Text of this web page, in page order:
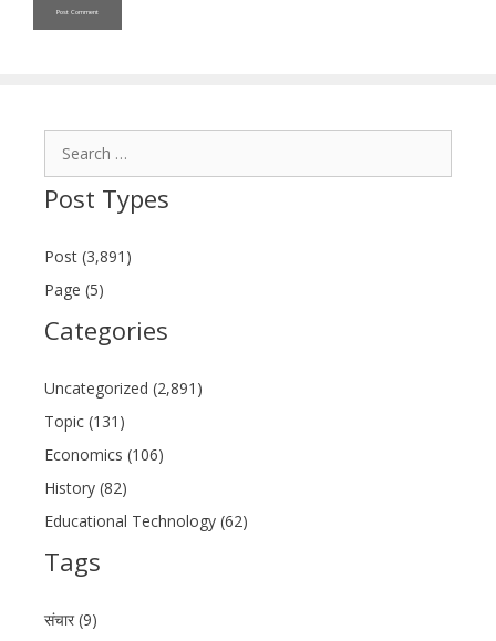
Post Types
Post (3,891)
Page (5)
Categories
Uncategorized (2,891)
Topic (131)
Economics (106)
History (82)
Educational Technology (62)
Tags
संचार (9)